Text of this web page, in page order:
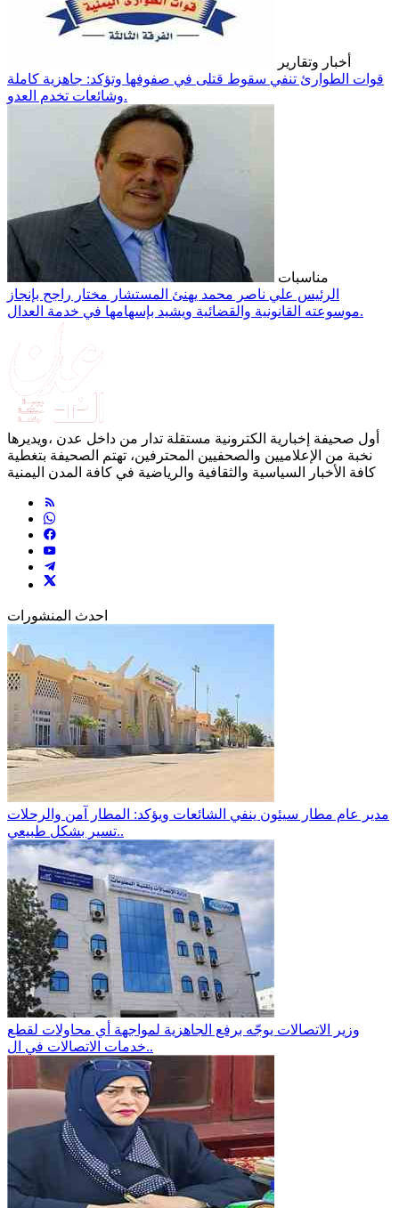
أخبار وتقارير
قوات الطوارئ تنفي سقوط قتلى في صفوفها وتؤكد: جاهزية كاملة
وشائعات تخدم العدو.
مناسبات
الرئيس علي ناصر محمد يهنئ المستشار مختار راجح بإنجاز
موسوعته القانونية والقضائية ويشيد بإسهامها في خدمة العدال.
أول صحيفة إخبارية الكترونية مستقلة تدار من داخل عدن ،ويديرها
نخبة من الإعلاميين والصحفيين المحترفين، تهتم الصحيفة بتغطية
كافة الأخبار السياسية والثقافية والرياضية في كافة المدن اليمنية
احدث المنشورات
مدير عام مطار سيئون ينفي الشائعات ويؤكد: المطار آمن والرحلات
تسير بشكل طبيعي..
وزير الاتصالات يوجّه برفع الجاهزية لمواجهة أي محاولات لقطع
خدمات الاتصالات في ال..